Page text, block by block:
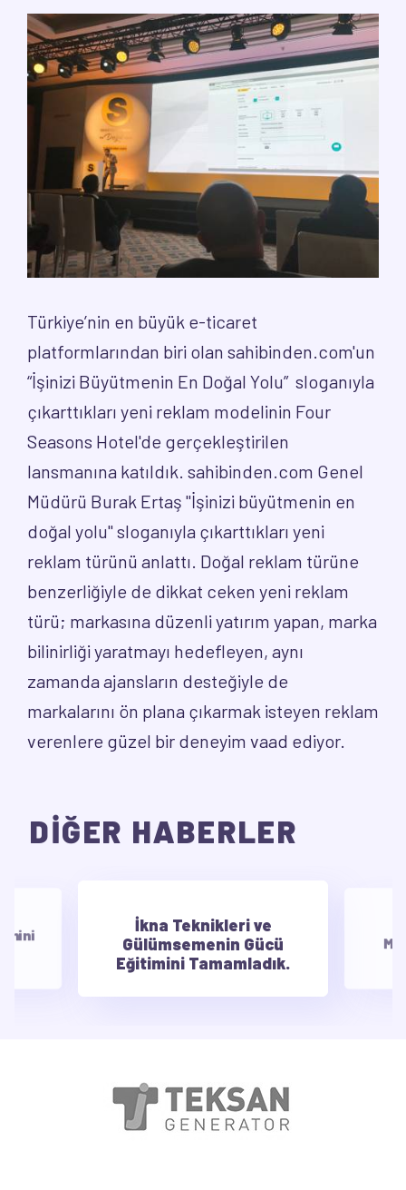
Türkiye’nin en büyük e-ticaret
platformlarından biri olan sahibinden.com'un
“İşinizi Büyütmenin En Doğal Yolu” sloganıyla
çıkarttıkları yeni reklam modelinin Four
Seasons Hotel'de gerçekleştirilen
lansmanına katıldık. sahibinden.com Genel
Müdürü Burak Ertaş "İşinizi büyütmenin en
doğal yolu" sloganıyla çıkarttıkları yeni
reklam türünü anlattı. Doğal reklam türüne
benzerliğiyle de dikkat ceken yeni reklam
türü; markasına düzenli yatırım yapan, marka
bilinirliği yaratmayı hedefleyen, aynı
zamanda ajansların desteğiyle de
markalarını ön plana çıkarmak isteyen reklam
verenlere güzel bir deneyim vaad ediyor.
DİĞER HABERLER
İkna Teknikleri ve
Gülümsemenin Gücü
Eğitimini Tamamladık.